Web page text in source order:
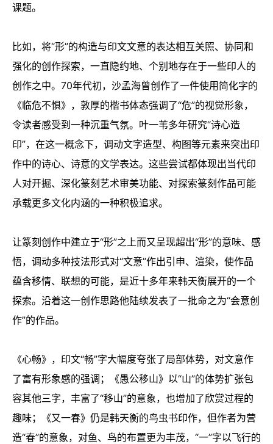
课题。
比如，将“形”的构造与印文文意的表达相互关照、协同和
强化的创作探索，一直隐约地、个别地存在于一些印人的
创作之中。70年代初，沙孟海曾创作了一件使用简化字的
《临危不惧》，敦厚的楷书体态强调了“危”的视觉形象，
令读者感受到一种沉重气氛。叶一苇多年研究“诗心造
印”，在这一概念下，调动文字造型、构图等元素来突出印
作中的诗心、诗意的文学表达。这些尝试都体现出当代印
人对开掘、深化篆刻艺术审美功能、对探索篆刻作品可能
承载更多文化内涵的一种积极追求。
让篆刻创作中建立于“形”之上而又呈现超出“形”的意味、感
悟，调动多种技法形式对“文意”作出引申、渲染，使作品
蕴含移情、联想的可能，是近十多年来韩天衡展开的一个
探索。沿着这一创作思路他陆续发表了一批命之为“会意创
作”的作品。
《心畅》，印文“畅”字大幅度夸张了局部体势，对文意作
了富有形象感的强调；《愚公移山》以“山”的体势扩张包
容其他三字，丰富了“移山”的意象，也增加了欣赏过程的
趣味；《又一春》仍是韩天衡的鸟虫书印作，但作者为营
造“春”的意象，对鱼、鸟的布置更为丰茂，“一”字以飞行的